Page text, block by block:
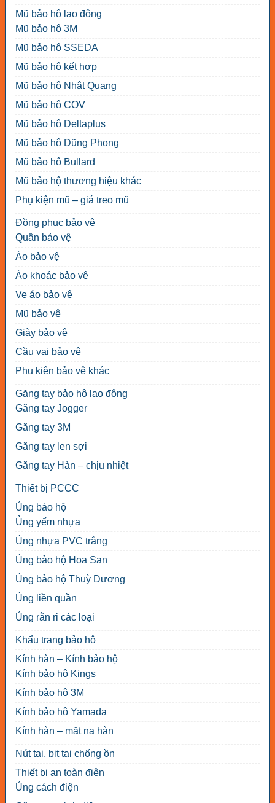
Mũ bảo hộ lao động
Mũ bảo hộ 3M
Mũ bảo hộ SSEDA
Mũ bảo hộ kết hợp
Mũ bảo hộ Nhật Quang
Mũ bảo hộ COV
Mũ bảo hộ Deltaplus
Mũ bảo hộ Dũng Phong
Mũ bảo hộ Bullard
Mũ bảo hộ thương hiệu khác
Phụ kiện mũ – giá treo mũ
Đồng phục bảo vệ
Quần bảo vệ
Áo bảo vệ
Áo khoác bảo vệ
Ve áo bảo vệ
Mũ bảo vệ
Giày bảo vệ
Cầu vai bảo vệ
Phụ kiện bảo vệ khác
Găng tay bảo hộ lao động
Găng tay Jogger
Găng tay 3M
Găng tay len sợi
Găng tay Hàn – chịu nhiệt
Thiết bị PCCC
Ủng bảo hộ
Ủng yếm nhựa
Ủng nhựa PVC trắng
Ủng bảo hộ Hoa San
Ủng bảo hộ Thuỳ Dương
Ủng liền quần
Ủng rằn ri các loại
Khẩu trang bảo hộ
Kính hàn – Kính bảo hộ
Kính bảo hộ Kings
Kính bảo hộ 3M
Kính bảo hộ Yamada
Kính hàn – mặt nạ hàn
Nút tai, bịt tai chống ồn
Thiết bị an toàn điện
Ủng cách điện